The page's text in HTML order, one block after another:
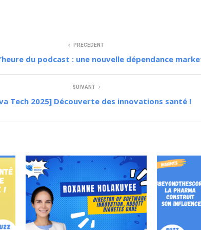
PRÉCÉDENT
du podcast : une nouvelle dépendance
SUIVANT
Tech 2025] Découverte des innovations santé !